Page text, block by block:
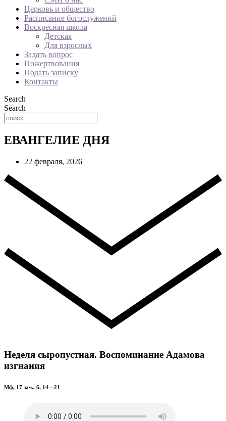
Церковь и общество
Расписание богослужений
Воскресная школа
Детская
Для взрослых
Задать вопрос
Пожертвования
Подать записку
Контакты
Search
Search
ЕВАНГЕЛИЕ ДНЯ
22 февраля, 2026
Неделя сыропустная. Воспоминание Адамова
изгнания
Мф, 17 зач., 6, 14—21